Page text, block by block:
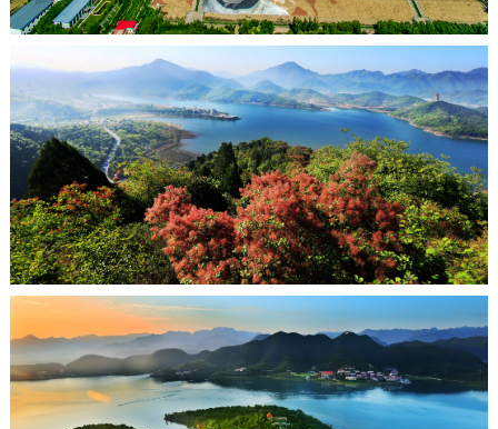
个人服务 法人服务 部门服务
便民服务 利企服务 投资项目
中介服务 阳光政务
政民互动
12345网上接诉即办 我要咨询 我要建议
参与调查 在线访谈 图说互动
走进北京